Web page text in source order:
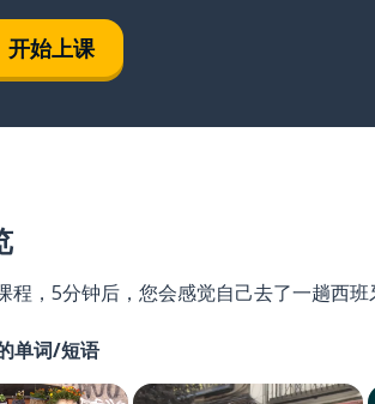
开始上课
程，5分钟后，您会感觉自己去了一趟西班
单词/短语